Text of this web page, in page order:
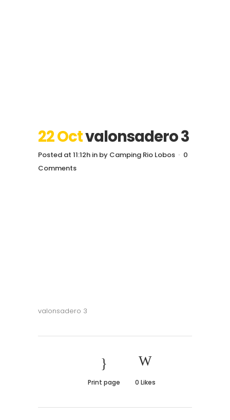
22 Octvalonsadero 3
Posted at 11:12h in by Camping Rio Lobos
0
Comments
valonsadero 3
Print page 0 Likes